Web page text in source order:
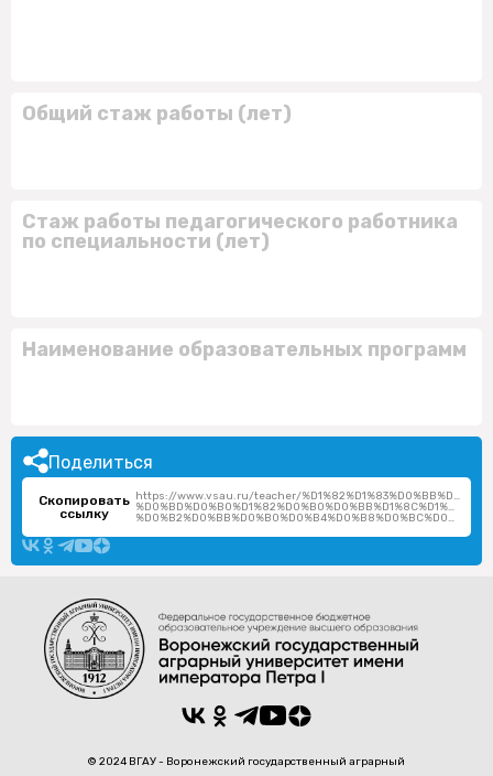
Общий стаж работы (лет)
Стаж работы педагогического работника
по специальности (лет)
Наименование образовательных программ
Поделиться
Скопировать
ссылку
https://www.vsau.ru/teacher/
%D0%BD%D0%B0%D1%82%D0%B0%D0%BB%D1%8C%D1%8F-
%D0%B2%D0%BB%D0%B0%D0%B4%D0%B8%D0%BC%D0%B8%D1%80%D0%BE%D0%B2%D0%BD%D0%B0/
© 2024 ВГАУ - Воронежский государственный аграрный